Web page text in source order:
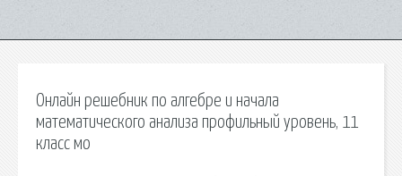
Онлайн решебник по алгебре и начала
математического анализа профильный уровень, 11
класс мо